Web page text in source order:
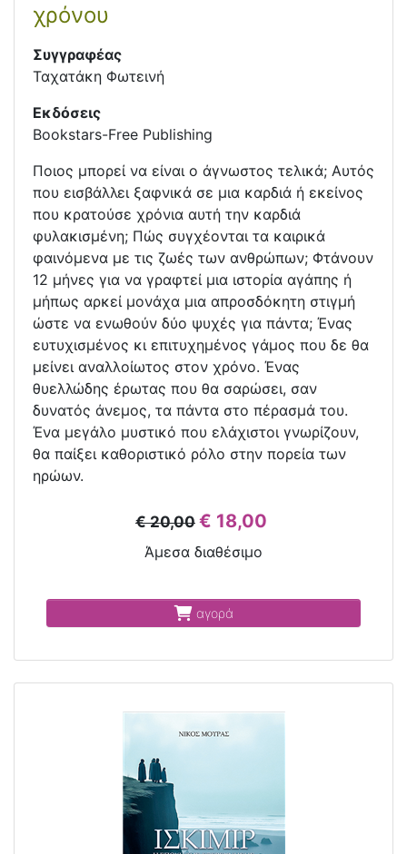
χρόνου
Συγγραφέας
Ταχατάκη Φωτεινή
Εκδόσεις
Bookstars-Free Publishing
Ποιος μπορεί να είναι ο άγνωστος τελικά; Αυτός
που εισβάλλει ξαφνικά σε μια καρδιά ή εκείνος
που κρατούσε χρόνια αυτή την καρδιά
φυλακισμένη; Πώς συγχέονται τα καιρικά
φαινόμενα με τις ζωές των ανθρώπων; Φτάνουν
12 μήνες για να γραφτεί μια ιστορία αγάπης ή
μήπως αρκεί μονάχα μια απροσδόκητη στιγμή
ώστε να ενωθούν δύο ψυχές για πάντα; Ένας
ευτυχισμένος κι επιτυχημένος γάμος που δε θα
μείνει αναλλοίωτος στον χρόνο. Ένας
θυελλώδης έρωτας που θα σαρώσει, σαν
δυνατός άνεμος, τα πάντα στο πέρασμά του.
Ένα μεγάλο μυστικό που ελάχιστοι γνωρίζουν,
θα παίξει καθοριστικό ρόλο στην πορεία των
ηρώων.
€ 20,00 € 18,00
Άμεσα διαθέσιμο
αγορά